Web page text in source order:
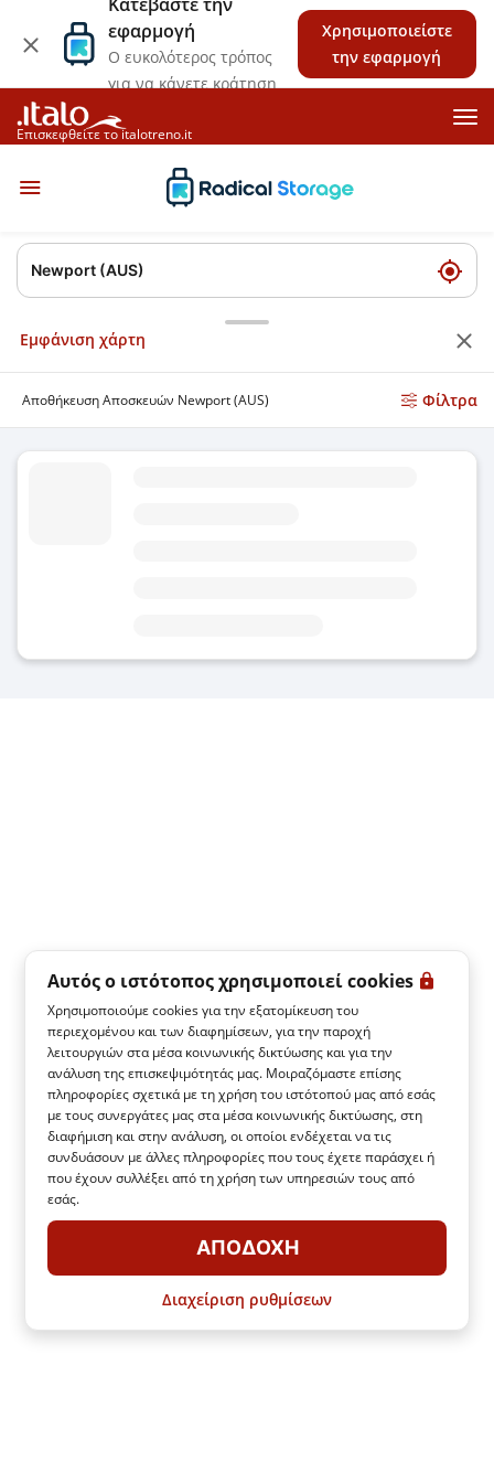
εφαρμογή
Ο ευκολότερος τρόπος
για να κάνετε κράτηση
Χρησιμοποιείστε
την εφαρμογή
Επισκεφθείτε το italotreno.it
Αυτός ο ιστότοπος χρησιμοποιεί cookies
Χρησιμοποιούμε cookies για την εξατομίκευση του
περιεχομένου και των διαφημίσεων, για την παροχή
λειτουργιών στα μέσα κοινωνικής δικτύωσης και για την
ανάλυση της επισκεψιμότητάς μας. Μοιραζόμαστε επίσης
πληροφορίες σχετικά με τη χρήση του ιστότοπού μας από εσάς
με τους συνεργάτες μας στα μέσα κοινωνικής δικτύωσης, στη
διαφήμιση και στην ανάλυση, οι οποίοι ενδέχεται να τις
συνδυάσουν με άλλες πληροφορίες που τους έχετε παράσχει ή
που έχουν συλλέξει από τη χρήση των υπηρεσιών τους από
εσάς.
ΑΠΟΔΟΧΉ
Διαχείριση ρυθμίσεων
Εμφάνιση χάρτη
Αποθήκευση Αποσκευών Newport (AUS) Φίλτρα